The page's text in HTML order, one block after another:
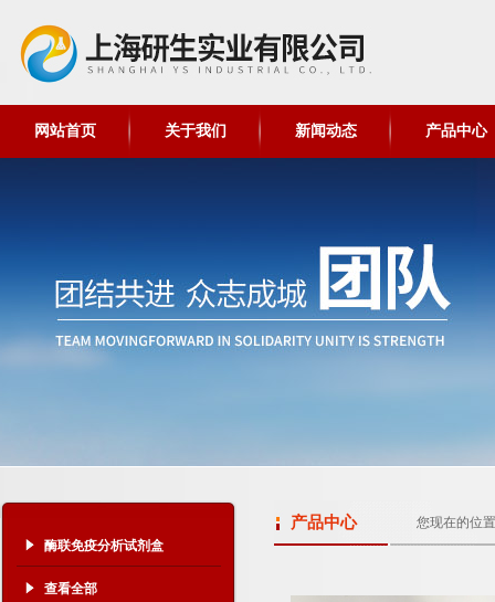
网站首页 关于我们 新闻动态 产品中心
酶联免疫分析试剂盒
查看全部
产品中心 您现在的位